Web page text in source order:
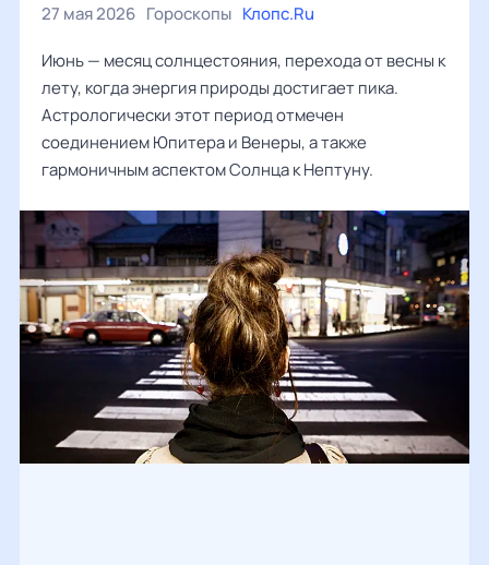
27 мая 2026 Гороскопы Клопс.Ru
Июнь — месяц солнцестояния, перехода от весны к
лету, когда энергия природы достигает пика.
Астрологически этот период отмечен
соединением Юпитера и Венеры, а также
гармоничным аспектом Солнца к Нептуну.